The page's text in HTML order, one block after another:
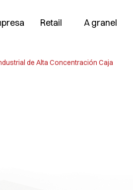
Retail A granel
de Alta Concentración Caja